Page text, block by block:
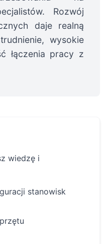
Rozwój
daje realną
wysokie
łączenia pracy z
wiedzę i
stanowisk